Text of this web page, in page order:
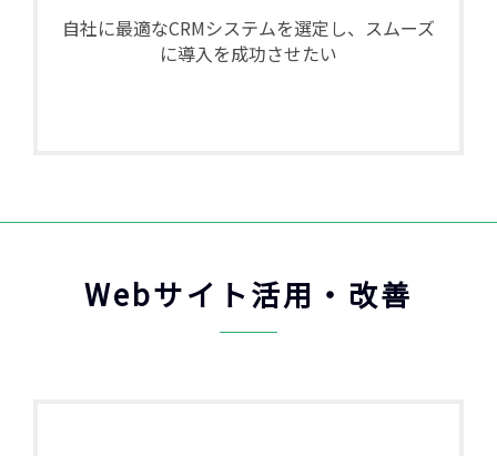
自社に最適なCRMシステムを選定し、スムーズ
に導入を成功させたい
Webサイト活用・改善